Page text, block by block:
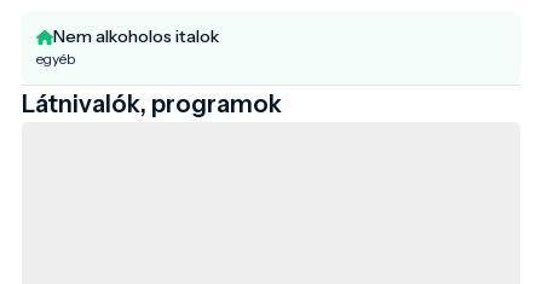
Nem alkoholos italok
egyéb
Látnivalók, programok